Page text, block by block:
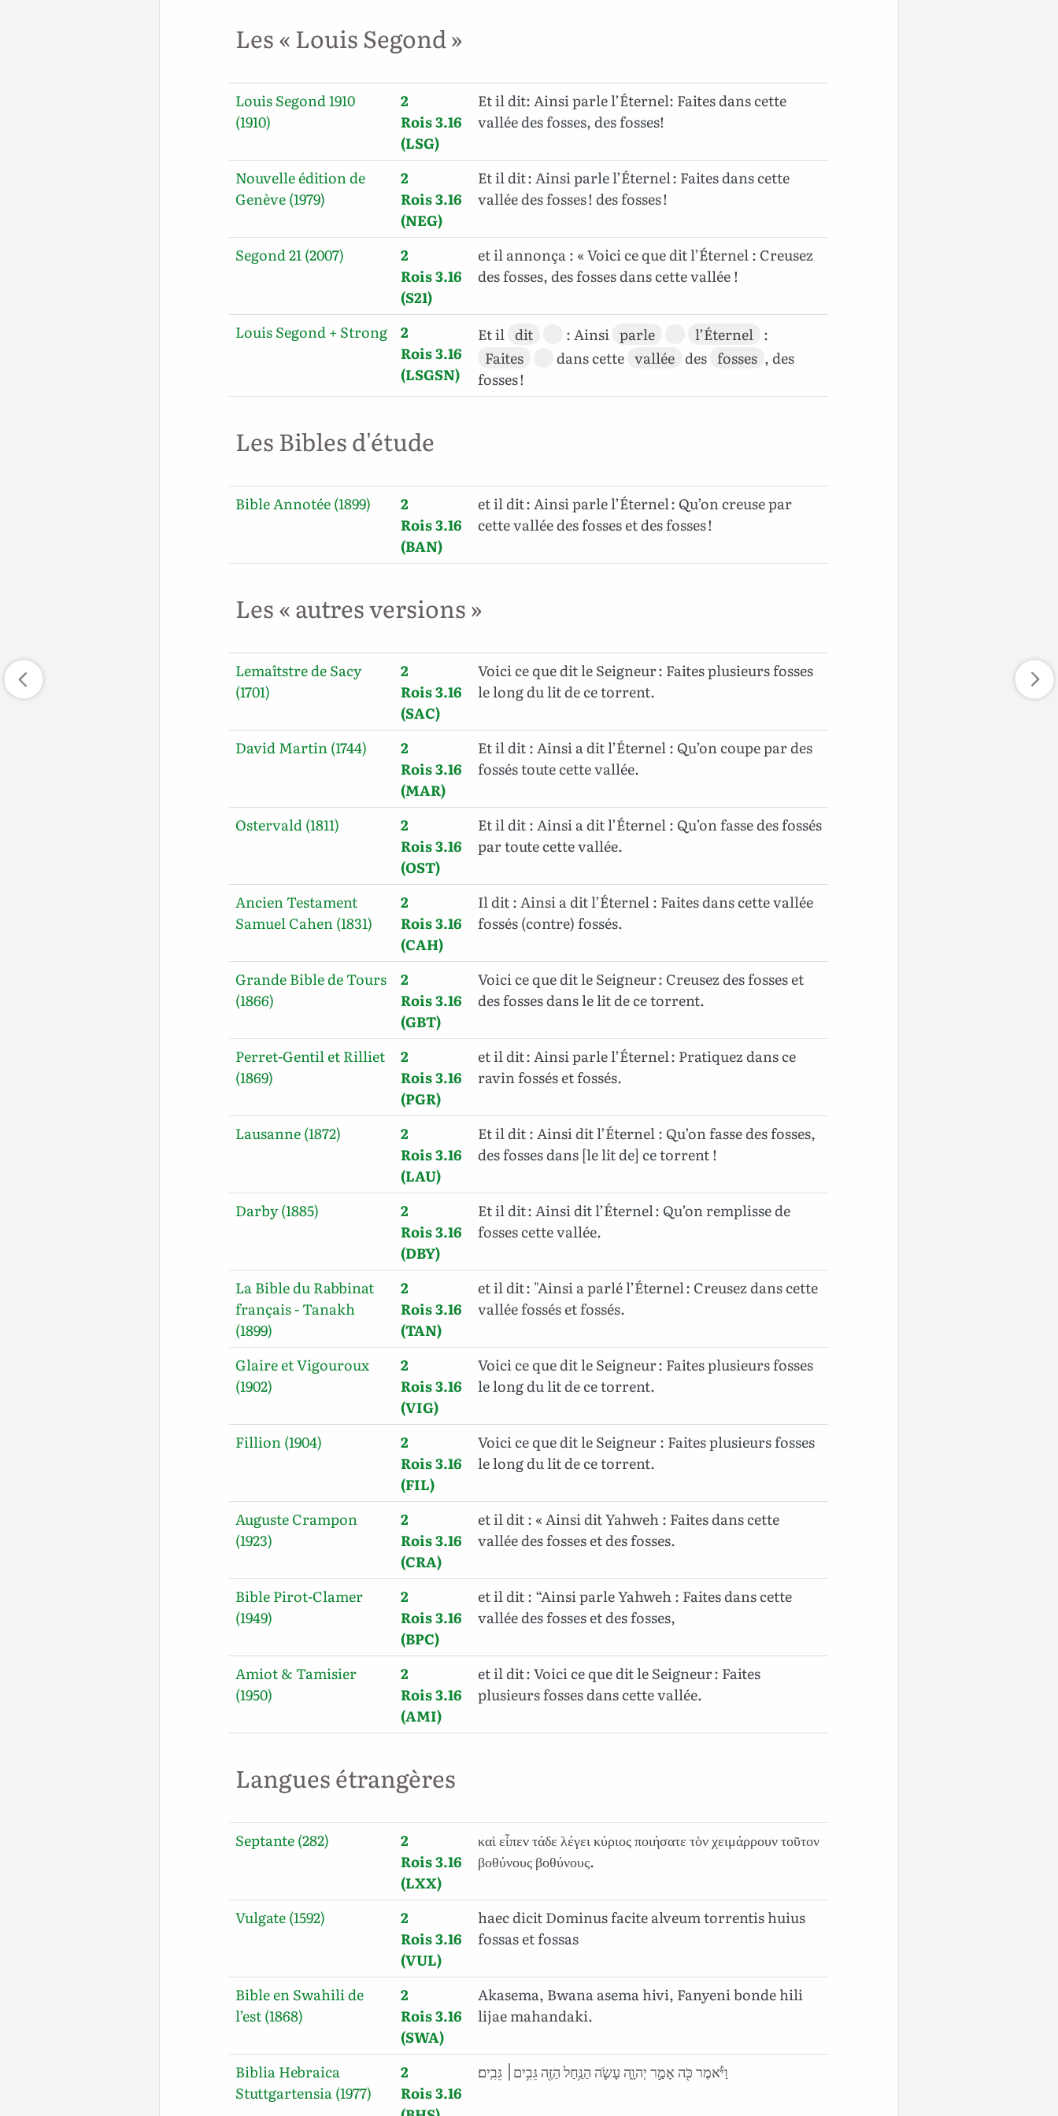
Les « Louis Segond »
Louis Segond 1910
(1910)
2
Rois 3.16
(LSG)
Et il dit: Ainsi parle l’Éternel: Faites dans cette
vallée des fosses, des fosses!
Nouvelle édition de
Genève (1979)
2
Rois 3.16
(NEG)
Et il dit : Ainsi parle l’Éternel : Faites dans cette
vallée des fosses ! des fosses !
Segond 21 (2007)
2
Rois 3.16
(S21)
et il annonça : « Voici ce que dit l’Éternel : Creusez
des fosses, des fosses dans cette vallée !
Louis Segond + Strong
2
Rois 3.16
(LSGSN)
Et il dit : Ainsi parle l’Éternel :
Faites
dans cette vallée des fosses , des
fosses !
Les Bibles d'étude
Bible Annotée (1899)
2
Rois 3.16
(BAN)
et il dit : Ainsi parle l’Éternel : Qu’on creuse par
cette vallée des fosses et des fosses !
Les « autres versions »
Lemaîtstre de Sacy
(1701)
2
Rois 3.16
(SAC)
Voici ce que dit le Seigneur : Faites plusieurs fosses
le long du lit de ce torrent.
David Martin (1744)
2
Rois 3.16
(MAR)
Et il dit : Ainsi a dit l’Éternel : Qu’on coupe par des
fossés toute cette vallée.
Ostervald (1811)
2
Rois 3.16
(OST)
Et il dit : Ainsi a dit l’Éternel : Qu’on fasse des fossés
par toute cette vallée.
Ancien Testament
Samuel Cahen (1831)
2
Rois 3.16
(CAH)
Il dit : Ainsi a dit l’Éternel : Faites dans cette vallée
fossés (contre) fossés.
Grande Bible de Tours
(1866)
2
Rois 3.16
(GBT)
Voici ce que dit le Seigneur : Creusez des fosses et
des fosses dans le lit de ce torrent.
Perret-Gentil et Rilliet
(1869)
2
Rois 3.16
(PGR)
et il dit : Ainsi parle l’Éternel : Pratiquez dans ce
ravin fossés et fossés.
Lausanne (1872)
2
Rois 3.16
(LAU)
Et il dit : Ainsi dit l’Éternel : Qu’on fasse des fosses,
des fosses dans [le lit de] ce torrent !
Darby (1885)
2
Rois 3.16
(DBY)
Et il dit : Ainsi dit l’Éternel : Qu’on remplisse de
fosses cette vallée.
La Bible du Rabbinat
français - Tanakh
(1899)
2
Rois 3.16
(TAN)
et il dit : "Ainsi a parlé l’Éternel : Creusez dans cette
vallée fossés et fossés.
Glaire et Vigouroux
(1902)
2
Rois 3.16
(VIG)
Voici ce que dit le Seigneur : Faites plusieurs fosses
le long du lit de ce torrent.
Fillion (1904)
2
Rois 3.16
(FIL)
Voici ce que dit le Seigneur : Faites plusieurs fosses
le long du lit de ce torrent.
Auguste Crampon
(1923)
2
Rois 3.16
(CRA)
et il dit : « Ainsi dit Yahweh : Faites dans cette
vallée des fosses et des fosses.
Bible Pirot-Clamer
(1949)
2
Rois 3.16
(BPC)
et il dit : “Ainsi parle Yahweh : Faites dans cette
vallée des fosses et des fosses,
Amiot & Tamisier
(1950)
2
Rois 3.16
(AMI)
et il dit : Voici ce que dit le Seigneur : Faites
plusieurs fosses dans cette vallée.
Langues étrangères
Septante (282)
2
Rois 3.16
(LXX)
καὶ εἶπεν τάδε λέγει κύριος ποιήσατε τὸν χειμάρρουν τοῦτον
βοθύνους βοθύνους.
Vulgate (1592)
2
Rois 3.16
(VUL)
haec dicit Dominus facite alveum torrentis huius
fossas et fossas
Bible en Swahili de
l’est (1868)
2
Rois 3.16
(SWA)
Akasema, Bwana asema hivi, Fanyeni bonde hili
lijae mahandaki.
Biblia Hebraica
Stuttgartensia (1977)
2
Rois 3.16
וַיֹּ֕אמֶר כֹּ֖ה אָמַ֣ר יְהוָ֑ה עָשֹׂ֛ה הַנַּ֥חַל הַזֶּ֖ה גֵּבִ֥ים׀ גֵּבִֽים׃